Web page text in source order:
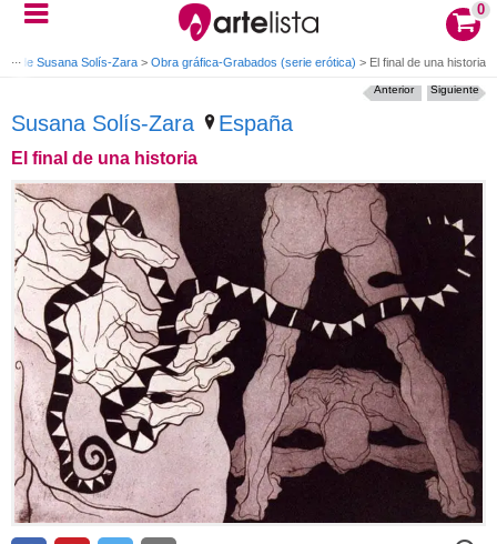
0
de Susana Solís-Zara > Obra gráfica-Grabados (serie erótica) > El final de una historia
Susana Solís-Zara España
El final de una historia
Siguiente
Anterior